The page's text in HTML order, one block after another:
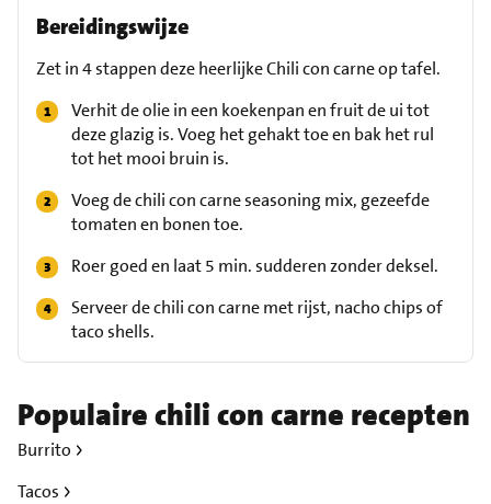
Bereidingswijze
Zet in 4 stappen deze heerlijke Chili con carne op tafel.
Verhit de olie in een koekenpan en fruit de ui tot
deze glazig is. Voeg het gehakt toe en bak het rul
tot het mooi bruin is.
Voeg de chili con carne seasoning mix, gezeefde
tomaten en bonen toe.
Roer goed en laat 5 min. sudderen zonder deksel.
Serveer de chili con carne met rijst, nacho chips of
taco shells.
Populaire chili con carne recepten
Burrito
Tacos